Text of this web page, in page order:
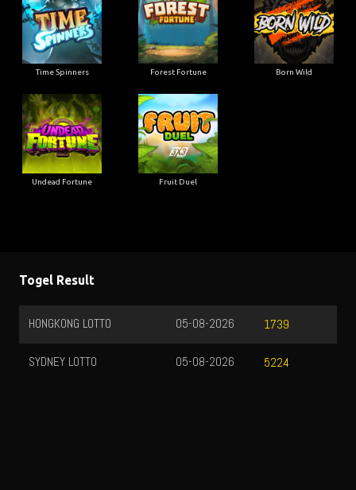
Time Spinners Forest Fortune Born Wild
Undead Fortune Fruit Duel
Togel Result
HONGKONG LOTTO 1739
05-08-2026
SYDNEY LOTTO 5224
05-08-2026